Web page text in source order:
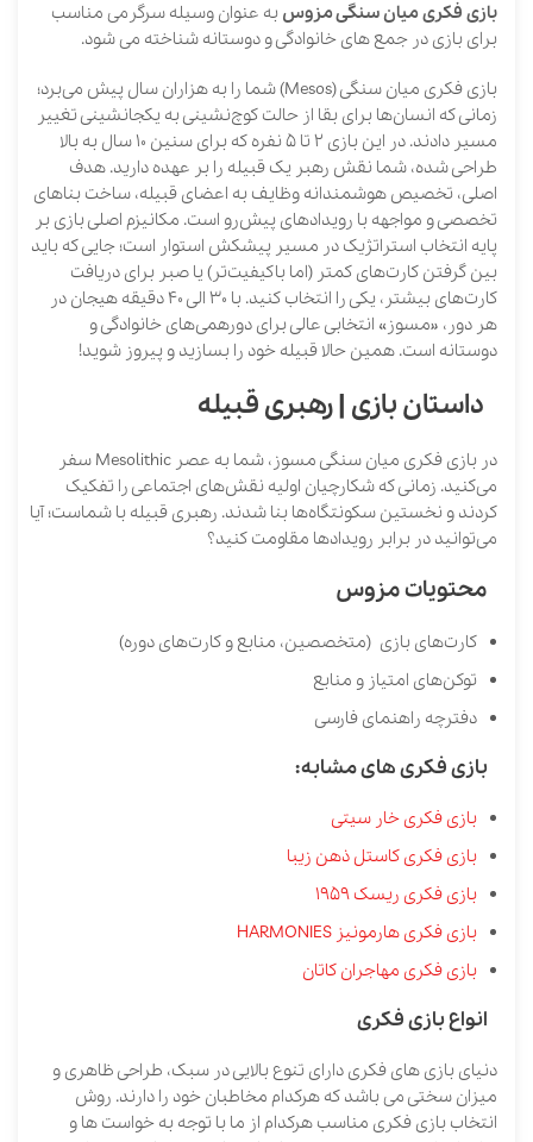
بازی فکری میان سنگی مزوس به عنوان وسیله سرگرمی مناسب
برای بازی در جمع های خانوادگی و دوستانه شناخته می شود.
بازی فکری میان سنگی (Mesos) شما را به هزاران سال پیش می‌برد؛
زمانی که انسان‌ها برای بقا از حالت کوچ‌نشینی به یکجانشینی تغییر
مسیر دادند. در این بازی 2 تا 5 نفره که برای سنین 10 سال به بالا
طراحی شده، شما نقش رهبر یک قبیله را بر عهده دارید. هدف
اصلی، تخصیص هوشمندانه وظایف به اعضای قبیله، ساخت بناهای
تخصصی و مواجهه با رویدادهای پیش‌رو است. مکانیزم اصلی بازی بر
پایه انتخاب استراتژیک در مسیر پیشکش استوار است؛ جایی که باید
بین گرفتن کارت‌های کمتر (اما باکیفیت‌تر) یا صبر برای دریافت
کارت‌های بیشتر، یکی را انتخاب کنید. با 30 الی 40 دقیقه هیجان در
هر دور، «مسوز» انتخابی عالی برای دورهمی‌های خانوادگی و
دوستانه است. همین حالا قبیله خود را بسازید و پیروز شوید!
داستان بازی | رهبری قبیله
در بازی فکری میان سنگی مسوز، شما به عصر Mesolithic سفر
می‌کنید. زمانی که شکارچیان اولیه نقش‌های اجتماعی را تفکیک
کردند و نخستین سکونتگاه‌ها بنا شدند. رهبری قبیله با شماست؛ آیا
می‌توانید در برابر رویدادها مقاومت کنید؟
محتویات مزوس
کارت‌های بازی (متخصصین، منابع و کارت‌های دوره)
توکن‌های امتیاز و منابع
دفترچه راهنمای فارسی
بازی فکری های مشابه:
بازی فکری خار سیتی
بازی فکری کاستل ذهن زیبا
بازی فکری ریسک 1959
بازی فکری هارمونیز HARMONIES
بازی فکری مهاجران کاتان
انواع بازی فکری
دنیای بازی های فکری دارای تنوع بالایی در سبک، طراحی ظاهری و
میزان سختی می باشد که هرکدام مخاطبان خود را دارند. روش
انتخاب بازی فکری مناسب هرکدام از ما با توجه به خواست ها و